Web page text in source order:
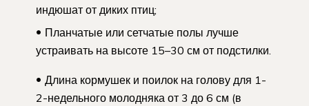
индюшат от диких птиц;
Планчатые или сетчатые полы лучше
устраивать на высоте 15–30 см от подстилки.
Длина кормушек и поилок на голову для 1-
2-недельного молодняка от 3 до 6 см (в